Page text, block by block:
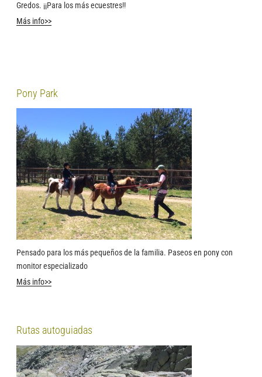
Gredos. ¡¡Para los más ecuestres!!
Más info>>
Pony Park
Pensado para los más pequeños de la familia. Paseos en pony con
monitor especializado
Más info>>
Rutas autoguiadas